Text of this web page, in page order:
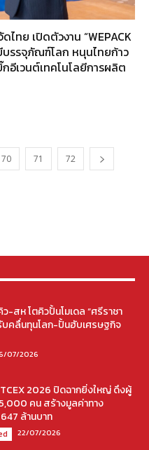
ไทย เปิดตัวงาน “WEPACK
บรรจุภัณฑ์โลก หนุนไทยก้าว
อีเวนต์เทคโนโลยีการผลิต
70 71 72
-สห โตคิวปั้นโมเดล “ศรีราชา
บคลื่นทุนโลก-ปั้นฮับเศรษฐกิจ
07/2026
2026 ปิดฉากยิ่งใหญ่ ดึงผู้
คน สร้างมูลค่าทาง
ล้านบาท
22/07/2026